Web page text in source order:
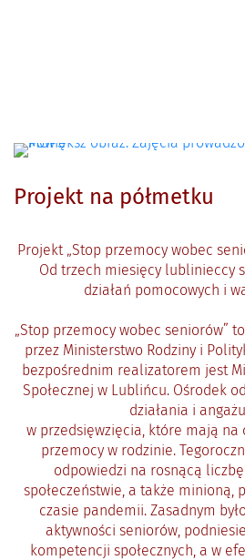
Projekt na półmetku
Projekt „Stop przemocy wobec
Od trzech miesięcy lublinieccy
działań pomocowych i
„Stop przemocy wobec seniorów”
przez Ministerstwo Rodziny i
bezpośrednim realizatorem jest
Społecznej w Lublińcu. Ośrodek
działania i
w przedsięwzięcia, które mają na
przemocy w rodzinie.
odpowiedzi na rosnącą
społeczeństwie, a także minioną,
czasie pandemii. Zasadnym
aktywności seniorów,
kompetencji społecznych, a w